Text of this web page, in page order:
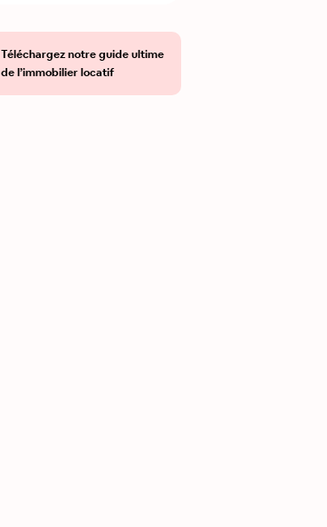
Téléchargez notre guide ultime
de l’immobilier locatif